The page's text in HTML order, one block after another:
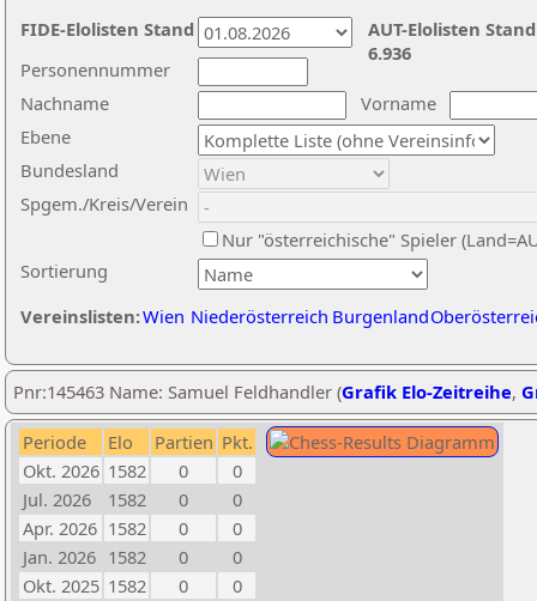
Nachname
Vorname
Ebene
Sortierung
Personennummer
Bundesland
Spgem./Kreis/Verein
Nur "österreichische" Spieler
Vereinslisten:Wien Niederösterreich Burgenland
AUT-Elolisten
6.936
FIDE-Elolisten Stand
Pnr:145463 Name: Samuel Feldhandler (Grafik Elo-Zeitreihe,
Periode Elo Partien Pkt.
Okt. 2026 1582 0
0
Jul. 2026
1582 0
0
Apr. 2026 1582 0
0
Jan. 2026 1582 0
0
Okt. 2025 1582 0
0